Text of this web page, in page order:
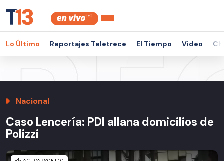
Lo Último Reportajes Teletrece El Tiempo Video
Nacional
Caso Lencería: PDI allana domicilios de
Polizzi